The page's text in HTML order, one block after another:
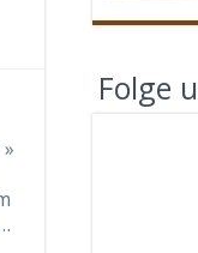
Folge